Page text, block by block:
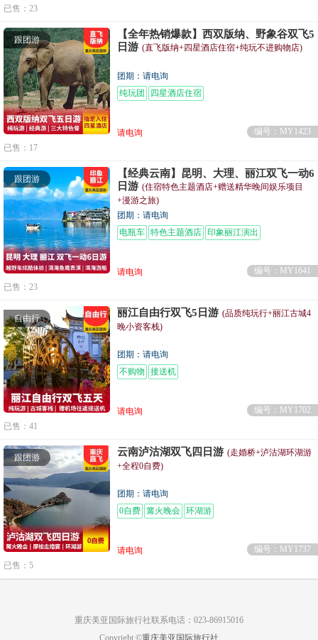
已售：23
跟团游
【全年热销爆款】西双版纳、野象谷双飞5
日游 (直飞版纳+四星酒店住宿+纯玩不进购物店)
团期：请电询
纯玩团
四星酒店住宿
请电询
编号：MY1423
已售：17
跟团游
【经典云南】昆明、大理、丽江双飞一动6
日游 (住宿特色主题酒店+赠送精华晚间娱乐项目
+漫游之旅)
团期：请电询
电瓶车 特色主题酒店 印象丽江演出
请电询
编号：MY1641
已售：23
自由行 丽江自由行双飞5日游 (品质纯玩行+丽江古城4
晚小资客栈)
团期：请电询
不购物
接送机
请电询
编号：MY1702
已售：41
跟团游 云南泸沽湖双飞四日游 (走婚桥+泸沽湖环湖游
+全程0自费)
团期：请电询
0自费 篝火晚会 环湖游
请电询
编号：MY1737
已售：5
重庆美亚国际旅行社联系电话：023-86915016
Copyright ©重庆美亚国际旅行社